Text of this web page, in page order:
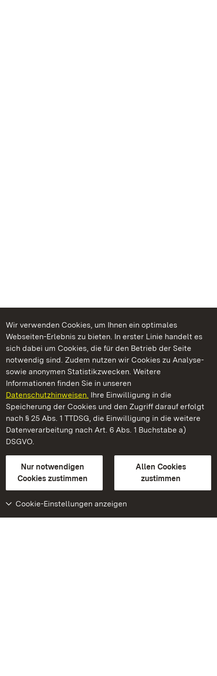
Wir verwenden Cookies, um Ihnen ein optimales
Webseiten-Erlebnis zu bieten. In erster Linie handelt es
sich dabei um Cookies, die für den Betrieb der Seite
notwendig sind. Zudem nutzen wir Cookies zu Analyse-
sowie anonymen Statistikzwecken. Weitere
Informationen finden Sie in unseren
Datenschutzhinweisen. Ihre Einwilligung in die
Speicherung der Cookies und den Zugriff darauf erfolgt
nach § 25 Abs. 1 TTDSG, die Einwilligung in die weitere
Datenverarbeitung nach Art. 6 Abs. 1 Buchstabe a)
DSGVO.
Nur notwendigen
Cookies zustimmen
Allen Cookies
zustimmen
Cookie-Einstellungen anzeigen
Kommen. Staunen. Genießen.
Schloss und Schlossgarten Schwetzingen
Staatliche Schlösser und Gärten Baden-Württemberg
Kontakt
GebärdenspracheLeichte Sprache
Erklärung zur Barrierefreiheit
BITV-konform (geprüfte Seiten)
Weiteres